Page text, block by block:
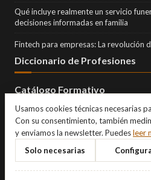
Qué incluye realmente un servicio
decisiones informadas en familia
Fintech para empresas: La revolución
Diccionario de Profesiones
Catálogo Formativo
Usamos cookies técnicas necesarias
Con su consentimiento, también
y enviamos la newsletter. Puedesleer
Solo necesarias